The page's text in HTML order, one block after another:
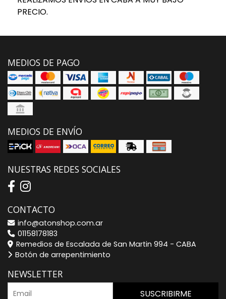
PRECIO.
MEDIOS DE PAGO
MEDIOS DE ENVÍO
NUESTRAS REDES SOCIALES
CONTACTO
info@atonshop.com.ar
01158178183
Remedios de Escalada de San Martin 994 - CABA
Botón de arrepentimiento
NEWSLETTER
SUSCRIBIRME